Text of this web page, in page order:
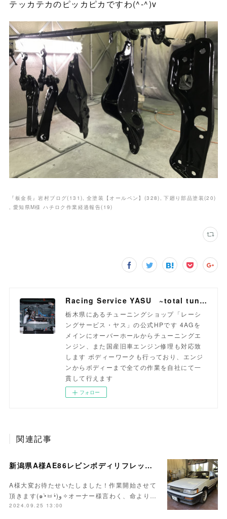
テッカテカのピッカピカですわ(^-^)v
『板金長』岩村ブログ( 131 ) 全塗装【オールペン】 (328) 下廻り部品塗装(20)
愛知県M様 ハチロク作業経過報告( 19)
Racing Service YASU ~total tuning proshop~
栃木県にあるチューニングショップ「レーシ
ングサービス・ヤス」の公式HPです 4AGを
メインにオーバーホールからチューニングエ
ンジン、また国産旧車エンジン修理も対応致
します ボディーワークも行っており、エンジ
ンからボディーまで全ての作業を自社にて一
貫して行えます
フォロー
関連記事
新潟県A様AE86レビンボディリフレッシュ作業開始！！
A様大変お待たせいたしました！作業開始させて
頂きます(๑•̀ㅂ•́)و✧オーナー様言わく、命より…
2024.09.25 13:00